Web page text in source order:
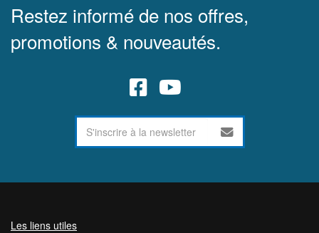
Restez informé de nos offres,
promotions & nouveautés.
Les liens utiles